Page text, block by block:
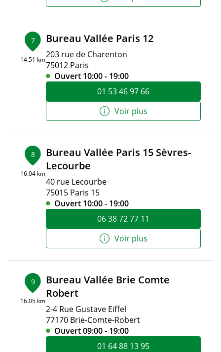
7
14.51 km
Bureau Vallée Paris 12
203 rue de Charenton
75012 Paris
Ouvert 10:00 - 19:00
01 53 46 97 66
Voir plus
8
16.04 km
Bureau Vallée Paris 15 Sèvres-
Lecourbe
40 rue Lecourbe
75015 Paris 15
Ouvert 10:00 - 19:00
06 38 72 77 11
Voir plus
9
16.05 km
Bureau Vallée Brie Comte
Robert
2-4 Rue Gustave Eiffel
77170 Brie-Comte-Robert
Ouvert 09:00 - 19:00
01 64 88 13 95